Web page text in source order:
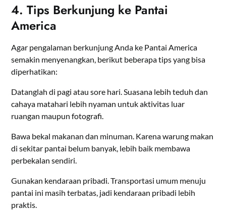
4. Tips Berkunjung ke Pantai
America
Agar pengalaman berkunjung Anda ke Pantai America
semakin menyenangkan, berikut beberapa tips yang bisa
diperhatikan:
Datanglah di pagi atau sore hari. Suasana lebih teduh dan
cahaya matahari lebih nyaman untuk aktivitas luar
ruangan maupun fotografi.
Bawa bekal makanan dan minuman. Karena warung makan
di sekitar pantai belum banyak, lebih baik membawa
perbekalan sendiri.
Gunakan kendaraan pribadi. Transportasi umum menuju
pantai ini masih terbatas, jadi kendaraan pribadi lebih
praktis.